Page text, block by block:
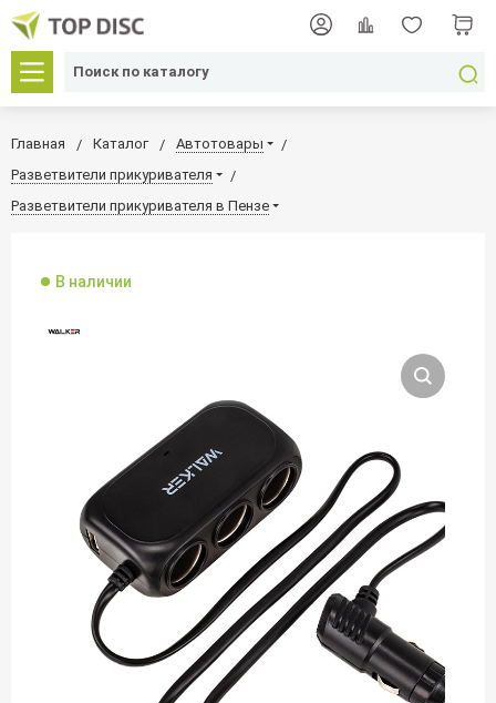
Главная Каталог
Автотовары
Разветвители прикуривателя
Разветвители прикуривателя в Пензе
В наличии